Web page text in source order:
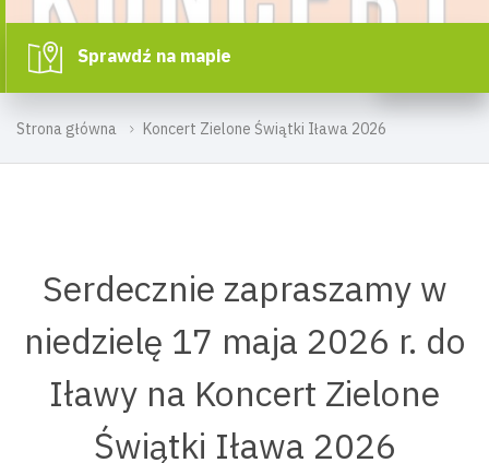
Strona główna Koncert Zielone Świątki Iława 2026
Sprawdź na mapie
Serdecznie zapraszamy w
niedzielę 17 maja 2026 r. do
Iławy na Koncert Zielone
Świątki Iława 2026